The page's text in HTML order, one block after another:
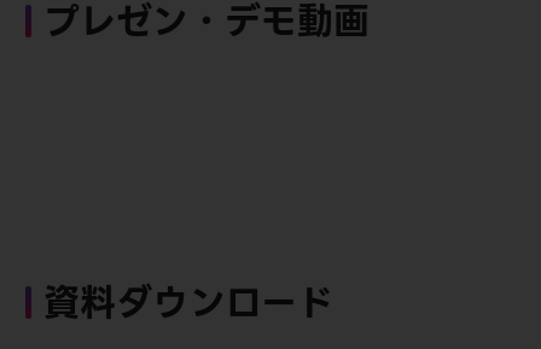
プレゼン・デモ動画
資料ダウンロード